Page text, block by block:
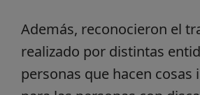
Además, reconocieron el
realizado por distintas
personas que hacen